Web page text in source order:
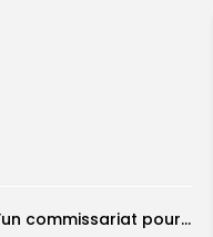
Touba : inauguration d’un commissariat pour renforcer le dispositif sécuritaire de la...